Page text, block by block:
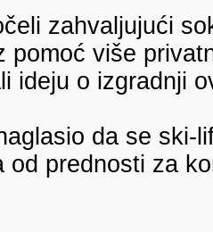
zahvaljujući
pomoć više
ideju o izgradnji
da se ski-
od prednosti za